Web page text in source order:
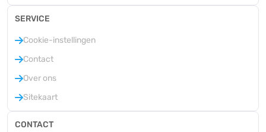
SERVICE
Cookie-instellingen
Contact
Over ons
Sitekaart
CONTACT